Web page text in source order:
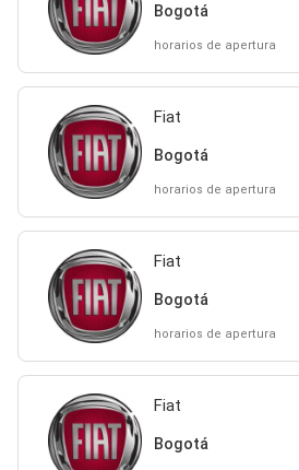
Bogotá
horarios de apertura
Fiat
Bogotá
horarios de apertura
Fiat
Bogotá
horarios de apertura
Fiat
Bogotá